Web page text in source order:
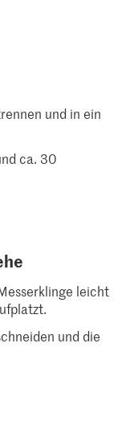
und in ein
ca. 30
leicht
und die